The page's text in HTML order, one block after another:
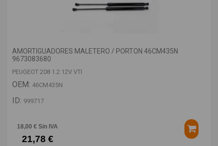
AMORTIGUADORES MALETERO / PORTON 46CM435N
9673083680
PEUGEOT 208 1.2 12V VTI
OEM: 46CM435N
ID: 999717
18,00 € Sin IVA
21,78 €